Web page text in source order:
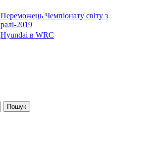
Переможець Чемпіонату світу з
ралі-2019
Hyundai в WRC